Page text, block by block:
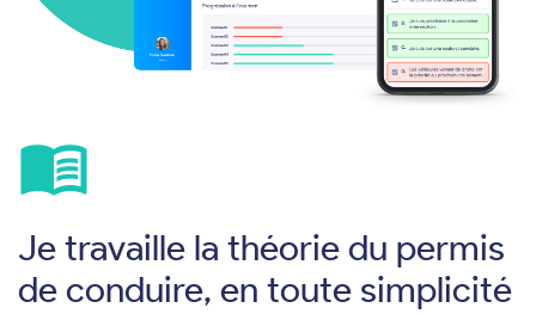
menu_book
Je travaille la théorie du permis
de conduire, en toute simplicité